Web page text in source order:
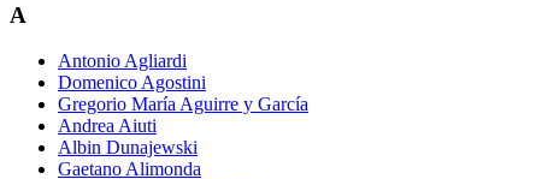
A
Antonio Agliardi
Domenico Agostini
Gregorio María Aguirre y García
Andrea Aiuti
Albin Dunajewski
Gaetano Alimonda